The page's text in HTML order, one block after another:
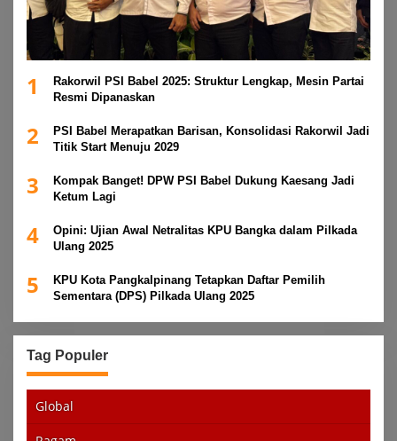
1
Rakorwil PSI Babel 2025: Struktur Lengkap, Mesin Partai
Resmi Dipanaskan
2
PSI Babel Merapatkan Barisan, Konsolidasi Rakorwil Jadi
Titik Start Menuju 2029
3
Kompak Banget! DPW PSI Babel Dukung Kaesang Jadi
Ketum Lagi
4
Opini: Ujian Awal Netralitas KPU Bangka dalam Pilkada
Ulang 2025
5
KPU Kota Pangkalpinang Tetapkan Daftar Pemilih
Sementara (DPS) Pilkada Ulang 2025
Tag Populer
Global